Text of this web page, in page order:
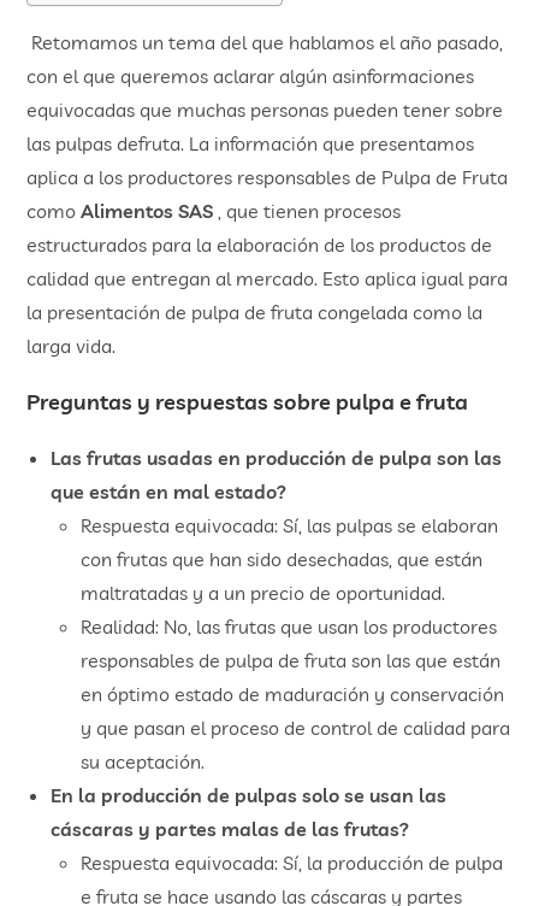
Retomamos un tema del que hablamos el año pasado,
con el que queremos aclarar algún asinformaciones
equivocadas que muchas personas pueden tener sobre
las pulpas defruta. La información que presentamos
aplica a los productores responsables de Pulpa de Fruta
comoAlimentos SAS , que tienen procesos
estructurados para la elaboración de los productos de
calidad que entregan al mercado. Esto aplica igual para
la presentación de pulpa de fruta congelada como la
larga vida.
Preguntas y respuestas sobre pulpa e fruta
Las frutas usadas en producción de pulpa son las
que están en mal estado?
Respuesta equivocada: Sí, las pulpas se elaboran
con frutas que han sido desechadas, que están
maltratadas y a un precio de oportunidad.
Realidad: No, las frutas que usan los productores
responsables de pulpa de fruta son las que están
en óptimo estado de maduración y conservación
y que pasan el proceso de control de calidad para
su aceptación.
En la producción de pulpas solo se usan las
cáscaras y partes malas de las frutas?
Respuesta equivocada: Sí, la producción de pulpa
e fruta se hace usando las cáscaras y partes